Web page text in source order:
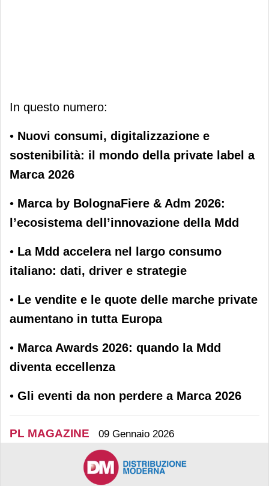
In questo numero:
• Nuovi consumi, digitalizzazione e
sostenibilità: il mondo della private label a
Marca 2026
• Marca by BolognaFiere & Adm 2026:
l’ecosistema dell’innovazione della Mdd
• La Mdd accelera nel largo consumo
italiano: dati, driver e strategie
• Le vendite e le quote delle marche private
aumentano in tutta Europa
• Marca Awards 2026: quando la Mdd
diventa eccellenza
• Gli eventi da non perdere a Marca 2026
PL MAGAZINE 09 Gennaio 2026